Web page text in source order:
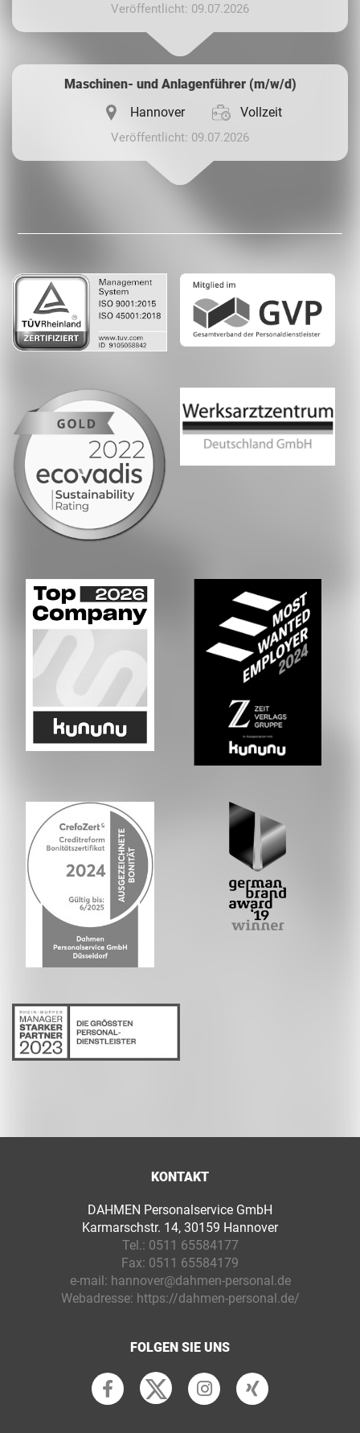
Veröffentlicht: 09.07.2026
Maschinen- und Anlagenführer (m/w/d)
Hannover
Vollzeit
Veröffentlicht: 09.07.2026
KONTAKT
DAHMEN Personalservice GmbH
Karmarschstr. 14, 30159 Hannover
Tel.: 0511 65584177
Fax: 0511 65584179
e-mail: hannover@dahmen-personal.de
Webadresse: https://dahmen-personal.de/
FOLGEN SIE UNS